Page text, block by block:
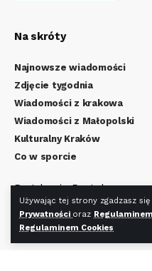
Używając tej strony zgadzasz
Prywatności oraz
Regulaminem Cookies
Na skróty
Najnowsze wiadomości
Zdjęcie tygodnia
Wiadomości z krakowa
Wiadomości z Małopolski
Kulturalny Kraków
Co w sporcie
Regulamin Portalu
Polityka Prywatności
Regulamin Cookies